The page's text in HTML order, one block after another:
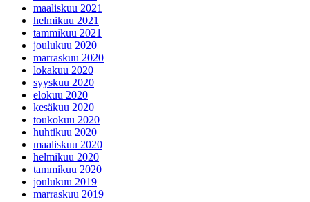
maaliskuu 2021
helmikuu 2021
tammikuu 2021
joulukuu 2020
marraskuu 2020
lokakuu 2020
syyskuu 2020
elokuu 2020
kesäkuu 2020
toukokuu 2020
huhtikuu 2020
maaliskuu 2020
helmikuu 2020
tammikuu 2020
joulukuu 2019
marraskuu 2019